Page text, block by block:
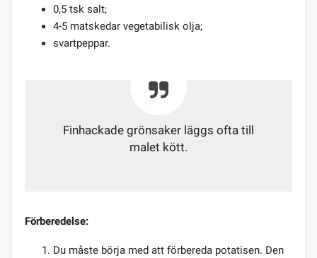
0,5 tsk salt;
4-5 matskedar vegetabilisk olja;
svartpeppar.
Finhackade grönsaker läggs ofta till
malet kött.
Förberedelse:
Du måste börja med att förbereda potatisen. Den